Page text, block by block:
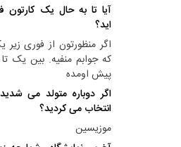
آیا تا به حال یک کارتون
اید؟
اگر منظورتون از فوری
که جوابم منفیه. بین یک
پیش اومده
اگر دوباره متولد می
انتخاب می کردید؟
موزیسین